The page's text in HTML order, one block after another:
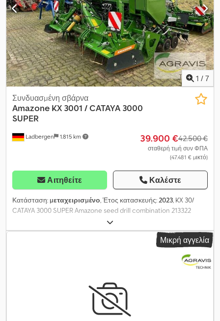
1 / 7
Ladbergen 1.815 km
Συνδυασμένη σβάρνα
Amazone KX 3001 / CATAYA 3000
SUPER
39.900 €42.500 €
σταθερή τιμή συν ΦΠΑ
(47.481 € μικτό)
Αιτηθείτε Καλέστε
Κατάσταση: μεταχειρισμένο, Έτος κατασκευής: 2023, KX 30/
CATAYA 3000 SUPER Amazone seed drill combination 213322
Mounted rotary harrow KX 30 EJ647 Walterscheid PTO shaft P
500, 760 mm 211139 Tine set Griff Special 228890 Adjustable side
deflector 214827 Mechanical working depth adjustment 212986
for KE, KX, KG QuickLink and leveling bar 213100 Mounted seed
215627 Electric calibration 231786 Rear LED lighting for road
travel 231779 Front lighting for road travel K 212044 20 TwinTeC
coulters for Cataya 3000 Super 214745 Control 50 depth gauge
roller 217255 Hydraulic coulter pressure adjustment 218925
Μικρή αγγελία